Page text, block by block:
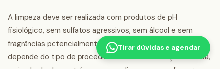
A limpeza deve ser realizada com produtos de pH
fisiológico, sem sulfatos agressivos, sem álcool e sem
fragrâncias potencialmente sensibilizantes. A frequência
depende do tipo de procedimento e da orientação médica,
Tirar dúvidas e agendar